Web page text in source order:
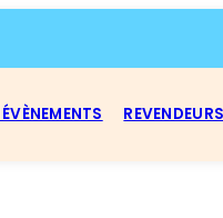
REVENDEURS